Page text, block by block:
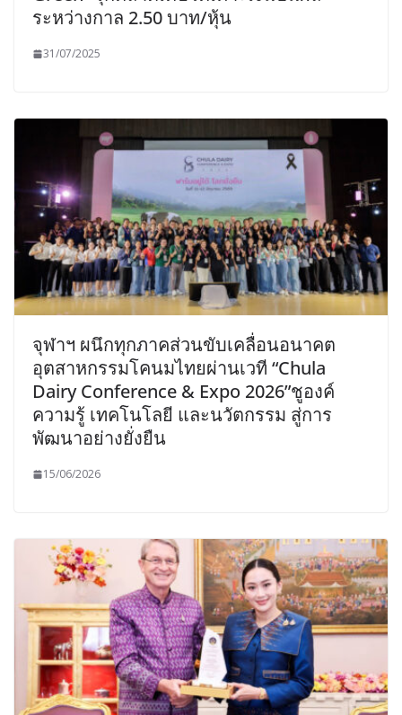
ระหว่างกาล 2.50 บาท/หุ้น
31/07/2025
จุฬาฯ ผนึกทุกภาคส่วนขับเคลื่อนอนาคต
อุตสาหกรรมโคนมไทยผ่านเวที “Chula
Dairy Conference & Expo 2026”ชูองค์
ความรู้ เทคโนโลยี และนวัตกรรม สู่การ
พัฒนาอย่างยั่งยืน
15/06/2026